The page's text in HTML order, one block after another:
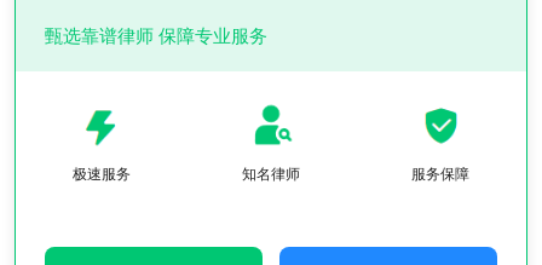
甄选靠谱律师 保障专业服务
极速服务 知名律师 服务保障